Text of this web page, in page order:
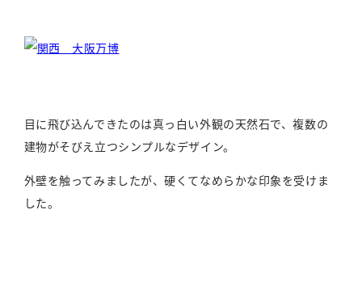
目に飛び込んできたのは真っ白い外観の天然石で、複数の
建物がそびえ立つシンプルなデザイン。
外壁を触ってみましたが、硬くてなめらかな印象を受けま
した。